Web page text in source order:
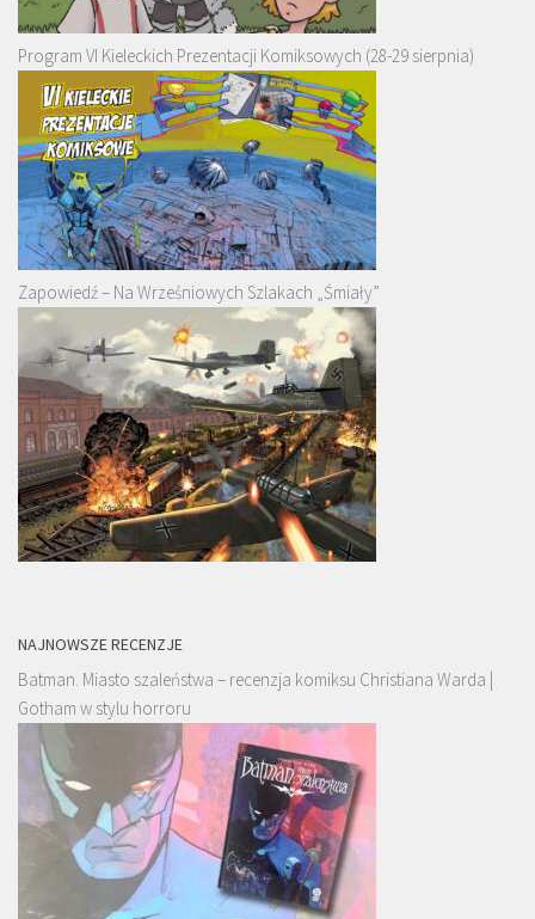
Program VI Kieleckich Prezentacji Komiksowych (28-29 sierpnia)
Zapowiedź – Na Wrześniowych Szlakach „Śmiały”
NAJNOWSZE RECENZJE
Batman. Miasto szaleństwa – recenzja komiksu Christiana Warda |
Gotham w stylu horroru